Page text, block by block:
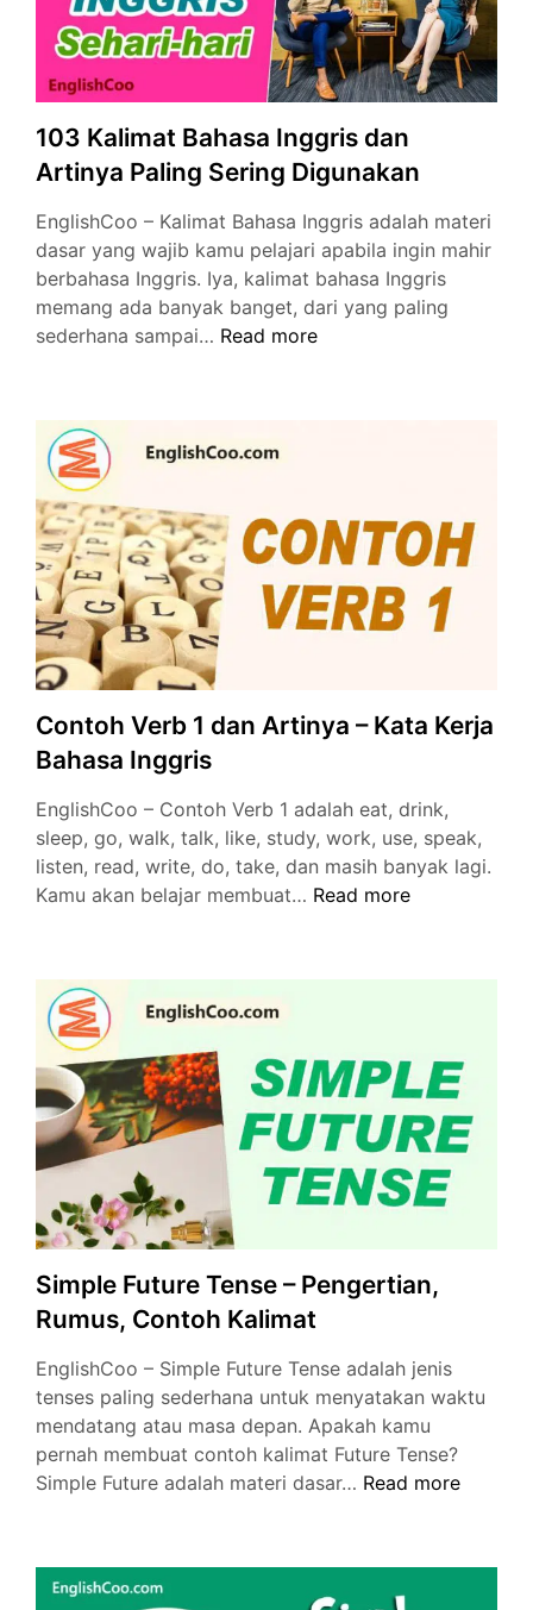
Artinya
103 Kalimat Bahasa Inggris dan
Artinya Paling Sering Digunakan
EnglishCoo – Kalimat Bahasa Inggris adalah materi
dasar yang wajib kamu pelajari apabila ingin mahir
berbahasa Inggris. Iya, kalimat bahasa Inggris
memang ada banyak banget, dari yang paling
sederhana sampai… 103
dan
Sering
Digunakan
Read more
Contoh Verb 1 dan Artinya – Kata Kerja
Bahasa Inggris
EnglishCoo – Contoh Verb 1 adalah eat, drink,
sleep, go, walk, talk, like, study, work, use, speak,
listen, read, write, do, take, dan masih banyak lagi.
Kamu akan belajar membuat… Contoh
Kata
Kerja
Bahasa
Inggris
Read more
Simple Future Tense – Pengertian,
Rumus, Contoh Kalimat
EnglishCoo – Simple Future Tense adalah jenis
tenses paling sederhana untuk menyatakan waktu
mendatang atau masa depan. Apakah kamu
pernah membuat contoh kalimat Future Tense?
Simple Future adalah materi dasar… Simple
–
Pengertian,
Read more